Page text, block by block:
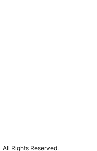
All Rights Reserved.